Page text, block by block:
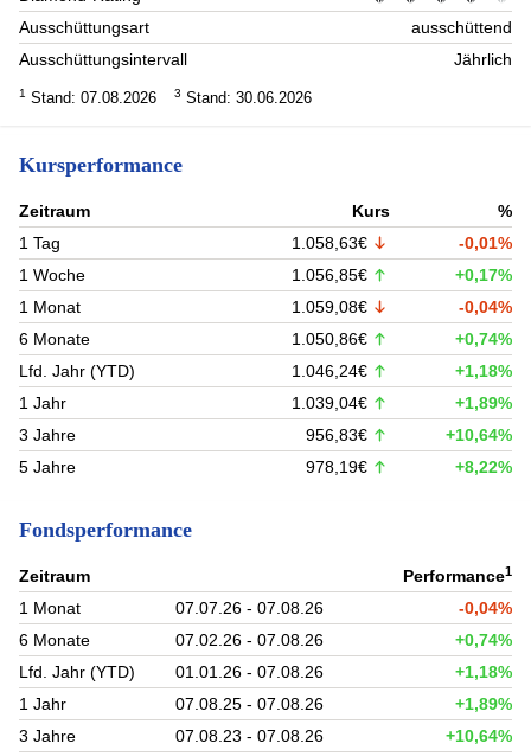
Ausschüttungsart
ausschüttend
Ausschüttungsintervall
Jährlich
1 Stand: 07.08.2026 3 Stand: 30.06.2026
Kursperformance
Zeitraum Kurs
%
1 Tag
1.058,63€
-0,01%
1 Woche
1.056,85€
+0,17%
1 Monat
1.059,08€
-0,04%
6 Monate
1.050,86€
+0,74%
Lfd. Jahr (YTD)
1.046,24€
+1,18%
1 Jahr
1.039,04€
+1,89%
3 Jahre
956,83€
+10,64%
5 Jahre
978,19€ +8,22%
Fondsperformance
Zeitraum Performance1
1 Monat 07.07.26 - 07.08.26
-0,04%
6 Monate
07.02.26 - 07.08.26
+0,74%
Lfd. Jahr (YTD)
01.01.26 - 07.08.26
+1,18%
1 Jahr
07.08.25 - 07.08.26
+1,89%
3 Jahre
07.08.23 - 07.08.26
+10,64%